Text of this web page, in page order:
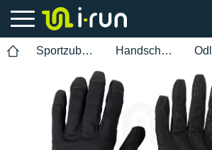
Sportzubehör Handschuhe